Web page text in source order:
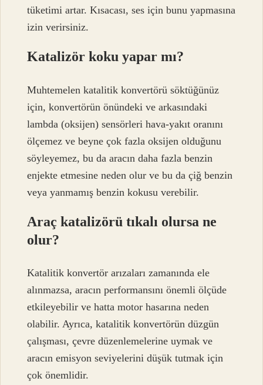
tüketimi artar. Kısacası, ses için bunu yapmasına
izin verirsiniz.
Katalizör koku yapar mı?
Muhtemelen katalitik konvertörü söktüğünüz
için, konvertörün önündeki ve arkasındaki
lambda (oksijen) sensörleri hava-yakıt oranını
ölçemez ve beyne çok fazla oksijen olduğunu
söyleyemez, bu da aracın daha fazla benzin
enjekte etmesine neden olur ve bu da çiğ benzin
veya yanmamış benzin kokusu verebilir.
Araç katalizörü tıkalı olursa ne
olur?
Katalitik konvertör arızaları zamanında ele
alınmazsa, aracın performansını önemli ölçüde
etkileyebilir ve hatta motor hasarına neden
olabilir. Ayrıca, katalitik konvertörün düzgün
çalışması, çevre düzenlemelerine uymak ve
aracın emisyon seviyelerini düşük tutmak için
çok önemlidir.